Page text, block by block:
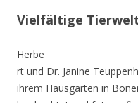
Vielfältige
Herbe
rt und Dr. Janine
ihrem Hausgarten in